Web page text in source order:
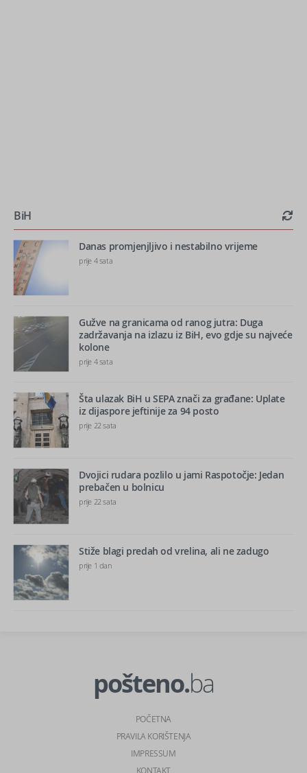
BiH
Danas promjenjljivo i nestabilno vrijeme
prije 4 sata
Gužve na granicama od ranog jutra: Duga
zadržavanja na izlazu iz BiH, evo gdje su najveće
kolone
prije 4 sata
Šta ulazak BiH u SEPA znači za građane: Uplate
iz dijaspore jeftinije za 94 posto
prije 22 sata
Dvojici rudara pozlilo u jami Raspotočje: Jedan
prebačen u bolnicu
prije 22 sata
Stiže blagi predah od vrelina, ali ne zadugo
prije 1 dan
pošteno.ba
POČETNA
PRAVILA KORIŠTENJA
IMPRESSUM
KONTAKT